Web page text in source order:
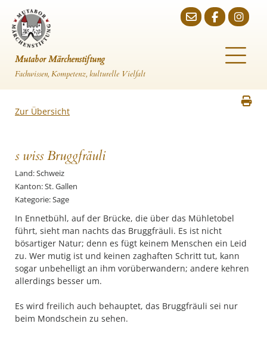
Mutabor Märchenstiftung
Fachwissen, Kompetenz, kulturelle Vielfalt
Zur Übersicht
s wiss Bruggfräuli
Land: Schweiz
Kanton: St. Gallen
Kategorie: Sage
In Ennetbühl, auf der Brücke, die über das Mühletobel
führt, sieht man nachts das Bruggfräuli. Es ist nicht
bösartiger Natur; denn es fügt keinem Menschen ein Leid
zu. Wer mutig ist und keinen zaghaften Schritt tut, kann
sogar unbehelligt an ihm vorüberwandern; andere kehren
allerdings besser um.
Es wird freilich auch behauptet, das Bruggfräuli sei nur
beim Mondschein zu sehen.